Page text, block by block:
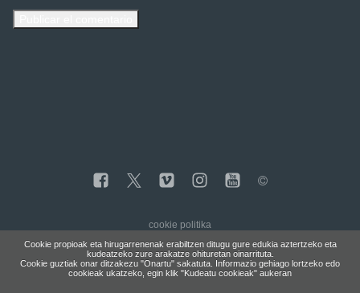
cookie politika
Cookie propioak eta hirugarrenenak erabiltzen ditugu gure edukia aztertzeko eta
kudeatzeko zure arakatze ohituretan oinarrituta.
Cookie guztiak onar ditzakezu "Onartu" sakatuta. Informazio gehiago lortzeko edo
cookieak ukatzeko, egin klik "Kudeatu cookieak" aukeran